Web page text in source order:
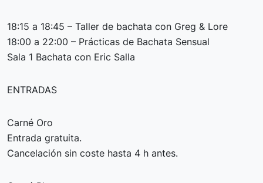
18:15 a 18:45 – Taller de bachata con Greg & Lore
18:00 a 22:00 – Prácticas de Bachata Sensual
Sala 1 Bachata con Eric Salla
ENTRADAS
Carné Oro
Entrada gratuita.
Cancelación sin coste hasta 4 h antes.